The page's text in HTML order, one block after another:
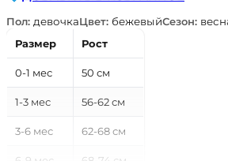
Пол: девочкаЦвет: бежевыйСезон:
Размер
Рост
0-1 мес 50 см
1-3 мес 56-62 см
3-6 мес 62-68 см